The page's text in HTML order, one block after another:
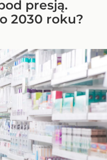
presją.
2030 roku?